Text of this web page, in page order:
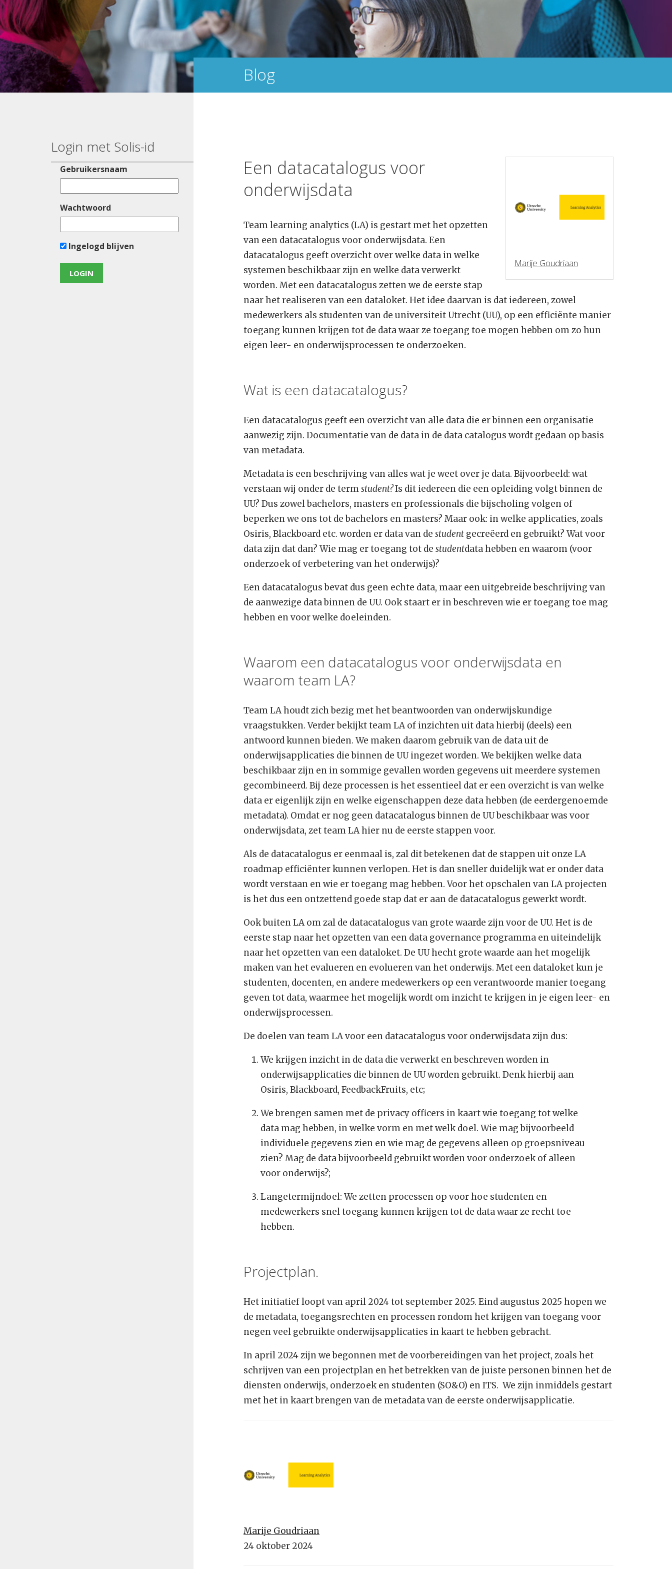
Login met Solis-id
Gebruikersnaam
Wachtwoord
Ingelogd blijven
Blog
Marije Goudriaan
Een datacatalogus voor
onderwijsdata
Team learning analytics (LA) is gestart met het opzetten
van een datacatalogus voor onderwijsdata. Een
datacatalogus geeft overzicht over welke data in welke
systemen beschikbaar zijn en welke data verwerkt
worden. Met een datacatalogus zetten we de eerste stap
naar het realiseren van een dataloket. Het idee daarvan is dat iedereen, zowel
medewerkers als studenten van de universiteit Utrecht (UU), op een efficiënte manier
toegang kunnen krijgen tot de data waar ze toegang toe mogen hebben om zo hun
eigen leer- en onderwijsprocessen te onderzoeken.
Wat is een datacatalogus?
Een datacatalogus geeft een overzicht van alle data die er binnen een organisatie
aanwezig zijn. Documentatie van de data in de data catalogus wordt gedaan op basis
van metadata.
Metadata is een beschrijving van alles wat je weet over je data. Bijvoorbeeld: wat
verstaan wij onder de termstudent?Is dit iedereen die een opleiding volgt binnen de
UU? Dus zowel bachelors, masters en professionals die bijscholing volgen of
beperken we ons tot de bachelors en masters? Maar ook: in welke applicaties, zoals
Osiris, Blackboard etc. worden er data van de student gecreëerd en gebruikt? Wat voor
data zijn dat dan? Wie mag er toegang tot de studentdata hebben en waarom (voor
onderzoek of verbetering van het onderwijs)?
Een datacatalogus bevat dus geen echte data, maar een uitgebreide beschrijving van
de aanwezige data binnen de UU. Ook staart er in beschreven wie er toegang toe mag
hebben en voor welke doeleinden.
Waarom een datacatalogus voor onderwijsdata en
waarom team LA?
Team LA houdt zich bezig met het beantwoorden van onderwijskundige
vraagstukken. Verder bekijkt team LA of inzichten uit data hierbij (deels) een
antwoord kunnen bieden. We maken daarom gebruik van de data uit de
onderwijsapplicaties die binnen de UU ingezet worden. We bekijken welke data
beschikbaar zijn en in sommige gevallen worden gegevens uit meerdere systemen
gecombineerd. Bij deze processen is het essentieel dat er een overzicht is van welke
data er eigenlijk zijn en welke eigenschappen deze data hebben (de eerdergenoemde
metadata). Omdat er nog geen datacatalogus binnen de UU beschikbaar was voor
onderwijsdata, zet team LA hier nu de eerste stappen voor.
Als de datacatalogus er eenmaal is, zal dit betekenen dat de stappen uit onze LA
roadmap efficiënter kunnen verlopen. Het is dan sneller duidelijk wat er onder data
wordt verstaan en wie er toegang mag hebben. Voor het opschalen van LA projecten
is het dus een ontzettend goede stap dat er aan de datacatalogus gewerkt wordt.
Ook buiten LA om zal de datacatalogus van grote waarde zijn voor de UU. Het is de
eerste stap naar het opzetten van een data governance programma en uiteindelijk
naar het opzetten van een dataloket. De UU hecht grote waarde aan het mogelijk
maken van het evalueren en evolueren van het onderwijs. Met een dataloket kun je
studenten, docenten, en andere medewerkers op een verantwoorde manier toegang
geven tot data, waarmee het mogelijk wordt om inzicht te krijgen in je eigen leer- en
onderwijsprocessen.
De doelen van team LA voor een datacatalogus voor onderwijsdata zijn dus:
We krijgen inzicht in de data die verwerkt en beschreven worden in
onderwijsapplicaties die binnen de UU worden gebruikt. Denk hierbij aan
Osiris, Blackboard, FeedbackFruits, etc;
We brengen samen met de privacy officers in kaart wie toegang tot welke
data mag hebben, in welke vorm en met welk doel. Wie mag bijvoorbeeld
individuele gegevens zien en wie mag de gegevens alleen op groepsniveau
zien? Mag de data bijvoorbeeld gebruikt worden voor onderzoek of alleen
voor onderwijs?;
Langetermijndoel: We zetten processen op voor hoe studenten en
medewerkers snel toegang kunnen krijgen tot de data waar ze recht toe
hebben.
Projectplan.
Het initiatief loopt van april 2024 tot september 2025. Eind augustus 2025 hopen we
de metadata, toegangsrechten en processen rondom het krijgen van toegang voor
negen veel gebruikte onderwijsapplicaties in kaart te hebben gebracht.
In april 2024 zijn we begonnen met de voorbereidingen van het project, zoals het
schrijven van een projectplan en het betrekken van de juiste personen binnen het de
diensten onderwijs, onderzoek en studenten (SO&O) en ITS. We zijn inmiddels gestart
met het in kaart brengen van de metadata van de eerste onderwijsapplicatie.
Marije Goudriaan
24 oktober 2024